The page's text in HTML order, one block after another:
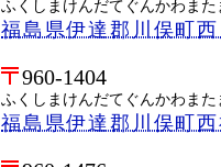
ふくしまけんだてぐんかわま
福島県伊達郡川俣町
960-1404
ふくしまけんだてぐんかわま
福島県伊達郡川俣町西